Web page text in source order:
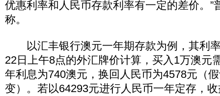
优惠利率和人民币存款利率有一定的差价。”
称。
以汇丰银行澳元一年期存款为例，其利
22日上午8点的外汇牌价计算，买入1万澳元
年利息为740澳元，换回人民币为4578元（
变）。若以64293元进行人民币一年定存，